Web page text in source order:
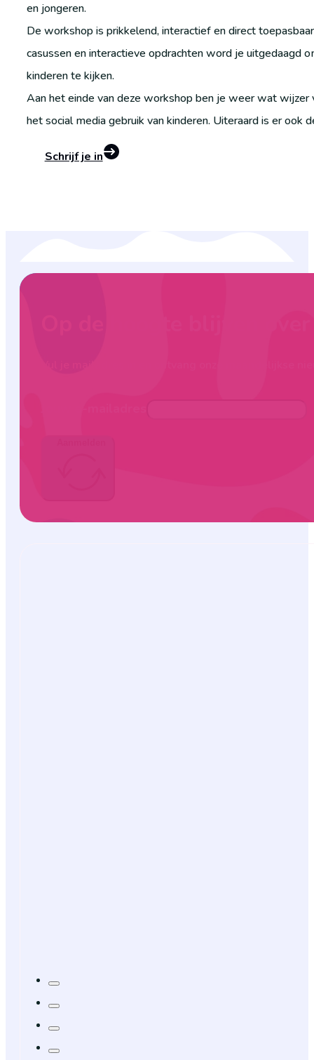
en jongeren.
De workshop is prikkelend, interactief en direct
casussen en interactieve opdrachten word je uitgedaagd
kinderen te kijken.
Aan het einde van deze workshop ben je weer wat
het social media gebruik van kinderen. Uiteraard is er ook
Schrijf je in